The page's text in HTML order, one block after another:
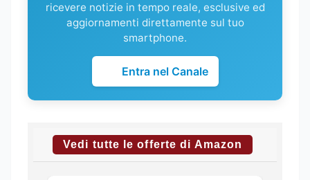
ricevere notizie in tempo reale, esclusive ed
aggiornamenti direttamente sul tuo
smartphone.
Entra nel Canale